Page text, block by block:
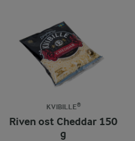
KVIBILLE®
Riven ost Cheddar 150
g